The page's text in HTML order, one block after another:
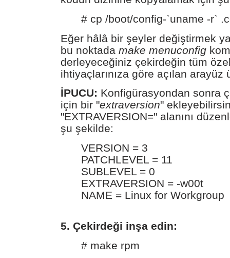
# cp /boot/config-`uname -r`
Eğer hâlâ bir şeyler değiştirmek
bu noktada make menuconfig
derleyeceğiniz çekirdeğin tüm
ihtiyaçlarınıza göre açılan
İPUCU: Konfigürasyondan sonra
için bir "extraversion"
"EXTRAVERSION=" alanını
şu şekilde:
VERSION = 3
PATCHLEVEL = 11
SUBLEVEL = 0
EXTRAVERSION = -w00t
NAME = Linux for Workgroup
5. Çekirdeği inşa edin:
# make rpm